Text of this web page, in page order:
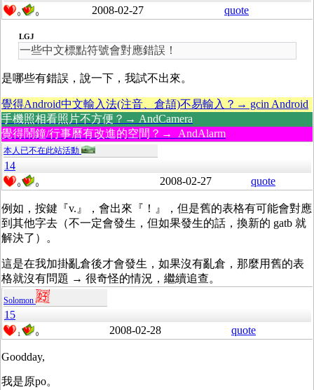
0 0 2008-02-27 quote
LGJ
一些中文標點符號會對應錯誤！
是哪些有錯誤，說一下，我試不出來。
覺得Android中文輸入法(注音、倉頡)不易輸入？→ gcin Android
手機照相看照片不方便？→ AndCamera
覺得鬧鐘/行事曆有改進的空間？→ AndAlarm
本人已不在此站活動
14
0 0 2008-02-27 quote
例如，按鍵『v.』，會出來『！』，但是舊的表格有可能會對應
到其他字去（不一定會發生，但如果發生的話，換新的 gatb 就
解決了）。
這是在我加掛亂倉後才會發生，如果沒有亂倉，那麼用舊的表
格就沒有問題 → 很奇怪的情況，繼續追查。
Solomon
15
1 0 2008-02-28 quote
Goodday,
我是原po。